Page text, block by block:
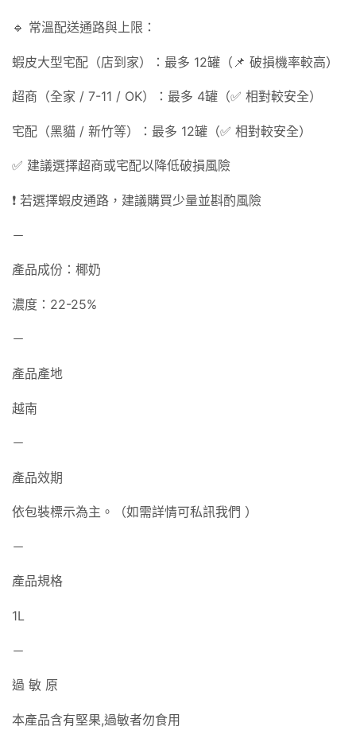
🔹 常溫配送通路與上限：
蝦皮大型宅配（店到家）：最多 12罐（📌 破損機率較高）
超商（全家 / 7-11 / OK）：最多 4罐（✅ 相對較安全）
宅配（黑貓 / 新竹等）：最多 12罐（✅ 相對較安全）
✅ 建議選擇超商或宅配以降低破損風險
❗ 若選擇蝦皮通路，建議購買少量並斟酌風險
－
產品成份：椰奶
濃度：22-25%
－
產品產地
越南
－
產品效期
依包裝標示為主。（如需詳情可私訊我們 ）
－
產品規格
1L
－
過 敏 原
本產品含有堅果,過敏者勿食用